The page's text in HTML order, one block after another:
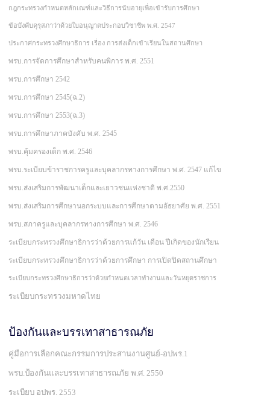
กฎกระทรวงกำหนดหลักเณฑ์และวิธีการนับอายุเพื่อเข้ารับการศึกษา
ข้อบังคับคุรุสภาว่าด้วยใบอนุญาตประกอบวิชาชีพ พ.ศ. 2547
ประกาศกระทรวงศึกษาธิการ เรื่อง การส่งเด็กเข้าเรียนในสถานศึกษา
พรบ.การจัดการศึกษาสำหรับคนพิการ พ.ศ. 2551
พรบ.การศึกษา 2542
พรบ.การศึกษา 2545(ฉ.2)
พรบ.การศึกษา 2553(ฉ.3)
พรบ.การศึกษาภาคบังคับ พ.ศ. 2545
พรบ.คุ้มครองเด็ก พ.ศ. 2546
พรบ.ระเบียบข้าราชการครูและบุคลากรทางการศึกษา พ.ศ. 2547 แก้ไข
พรบ.ส่งเสริมการพัฒนาเด็กและเยาวชนแห่งชาติ พ.ศ.2550
พรบ.ส่งเสริมการศึกษานอกระบบและการศึกษาตามอัธยาศัย พ.ศ. 2551
พรบ.สภาครูและบุคลากรทางการศึกษา พ.ศ. 2546
ระเบียบกระทรวงศึกษาธิการว่าด้วยการแก้วัน เดือน ปีเกิดของนักเรียน
ระเบียบกระทรวงศึกษาธิการว่าด้วยการศึกษา การเปิดปิดสถานศึกษา
ระเบียบกระทรวงศึกษาธิการว่าด้วยกำหนดเวลาทำงานและวันหยุดราชการ
ระเบียบกระทรวงมหาดไทย
ป้องกันและบรรเทาสาธารณภัย
คู่มือการเลือกคณะกรรมการประสานงานศูนย์-อปพร.1
พรบ.ป้องกันและบรรเทาสาธารณภัย พ.ศ. 2550
ระเบียบ อปพร. 2553